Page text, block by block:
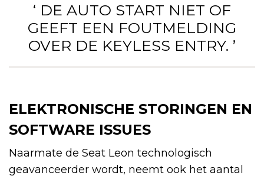
‘ DE AUTO START NIET OF
GEEFT EEN FOUTMELDING
OVER DE KEYLESS ENTRY. ’
ELEKTRONISCHE STORINGEN EN
SOFTWARE ISSUES
Naarmate de Seat Leon technologisch
geavanceerder wordt, neemt ook het aantal